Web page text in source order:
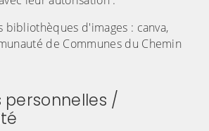
bibliothèques d'images : canva,
de Communes du Chemin
/